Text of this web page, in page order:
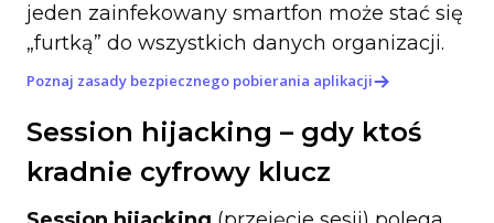
jeden zainfekowany smartfon może stać się
„furtką” do wszystkich danych organizacji.
Poznaj zasady bezpiecznego pobierania aplikacji
Session hijacking – gdy ktoś
kradnie cyfrowy klucz